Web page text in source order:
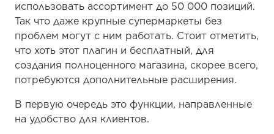
использовать ассортимент до 50 000 позиций.
Так что даже крупные супермаркеты без
проблем могут с ним работать. Стоит отметить,
что хоть этот плагин и бесплатный, для
создания полноценного магазина, скорее всего,
потребуются дополнительные расширения.
В первую очередь это функции, направленные
на удобство для клиентов.